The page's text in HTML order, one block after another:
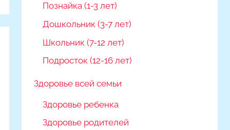
Познайка (1-3 лет)
Дошкольник (3-7 лет)
Школьник (7-12 лет)
Подросток (12-16 лет)
Здоровье всей семьи
Здоровье ребенка
Здоровье родителей